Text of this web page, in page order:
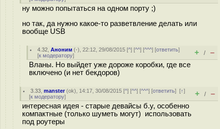
ну можно попытаться на одном порту ;)
но так, да нужно какое-то разветвление делать или
вообще USB
4.32 ,Аноним (-), 22:12, 29/08/2015 [^] [^^] [^^^] [ответить]
[к модератору] + / –
Вланы. Но выйдет уже дороже коробки, где все
включено (и нет бекдоров)
3.33 ,manster(ok), 14:17, 30/08/2015 [^] [^^] [^^^] [ответить][↑]
[к модератору] + / –
интересная идея - старые девайсы б.у, особенно
компактные (только шуметь могут) использовать
под роутеры